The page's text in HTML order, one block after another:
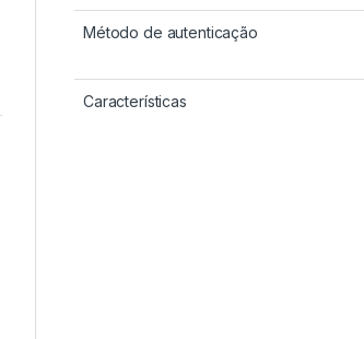
Método de autenticação
Características